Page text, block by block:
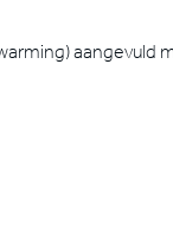
aangevuld